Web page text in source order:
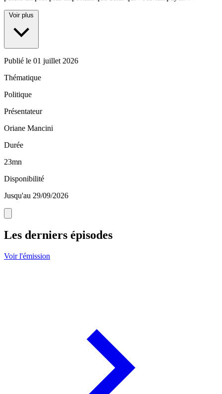
Voir plus
Publié le 01 juillet 2026
Thématique
Politique
Présentateur
Oriane Mancini
Durée
23mn
Disponibilité
Jusqu'au 29/09/2026
Les derniers épisodes
Voir l'émission